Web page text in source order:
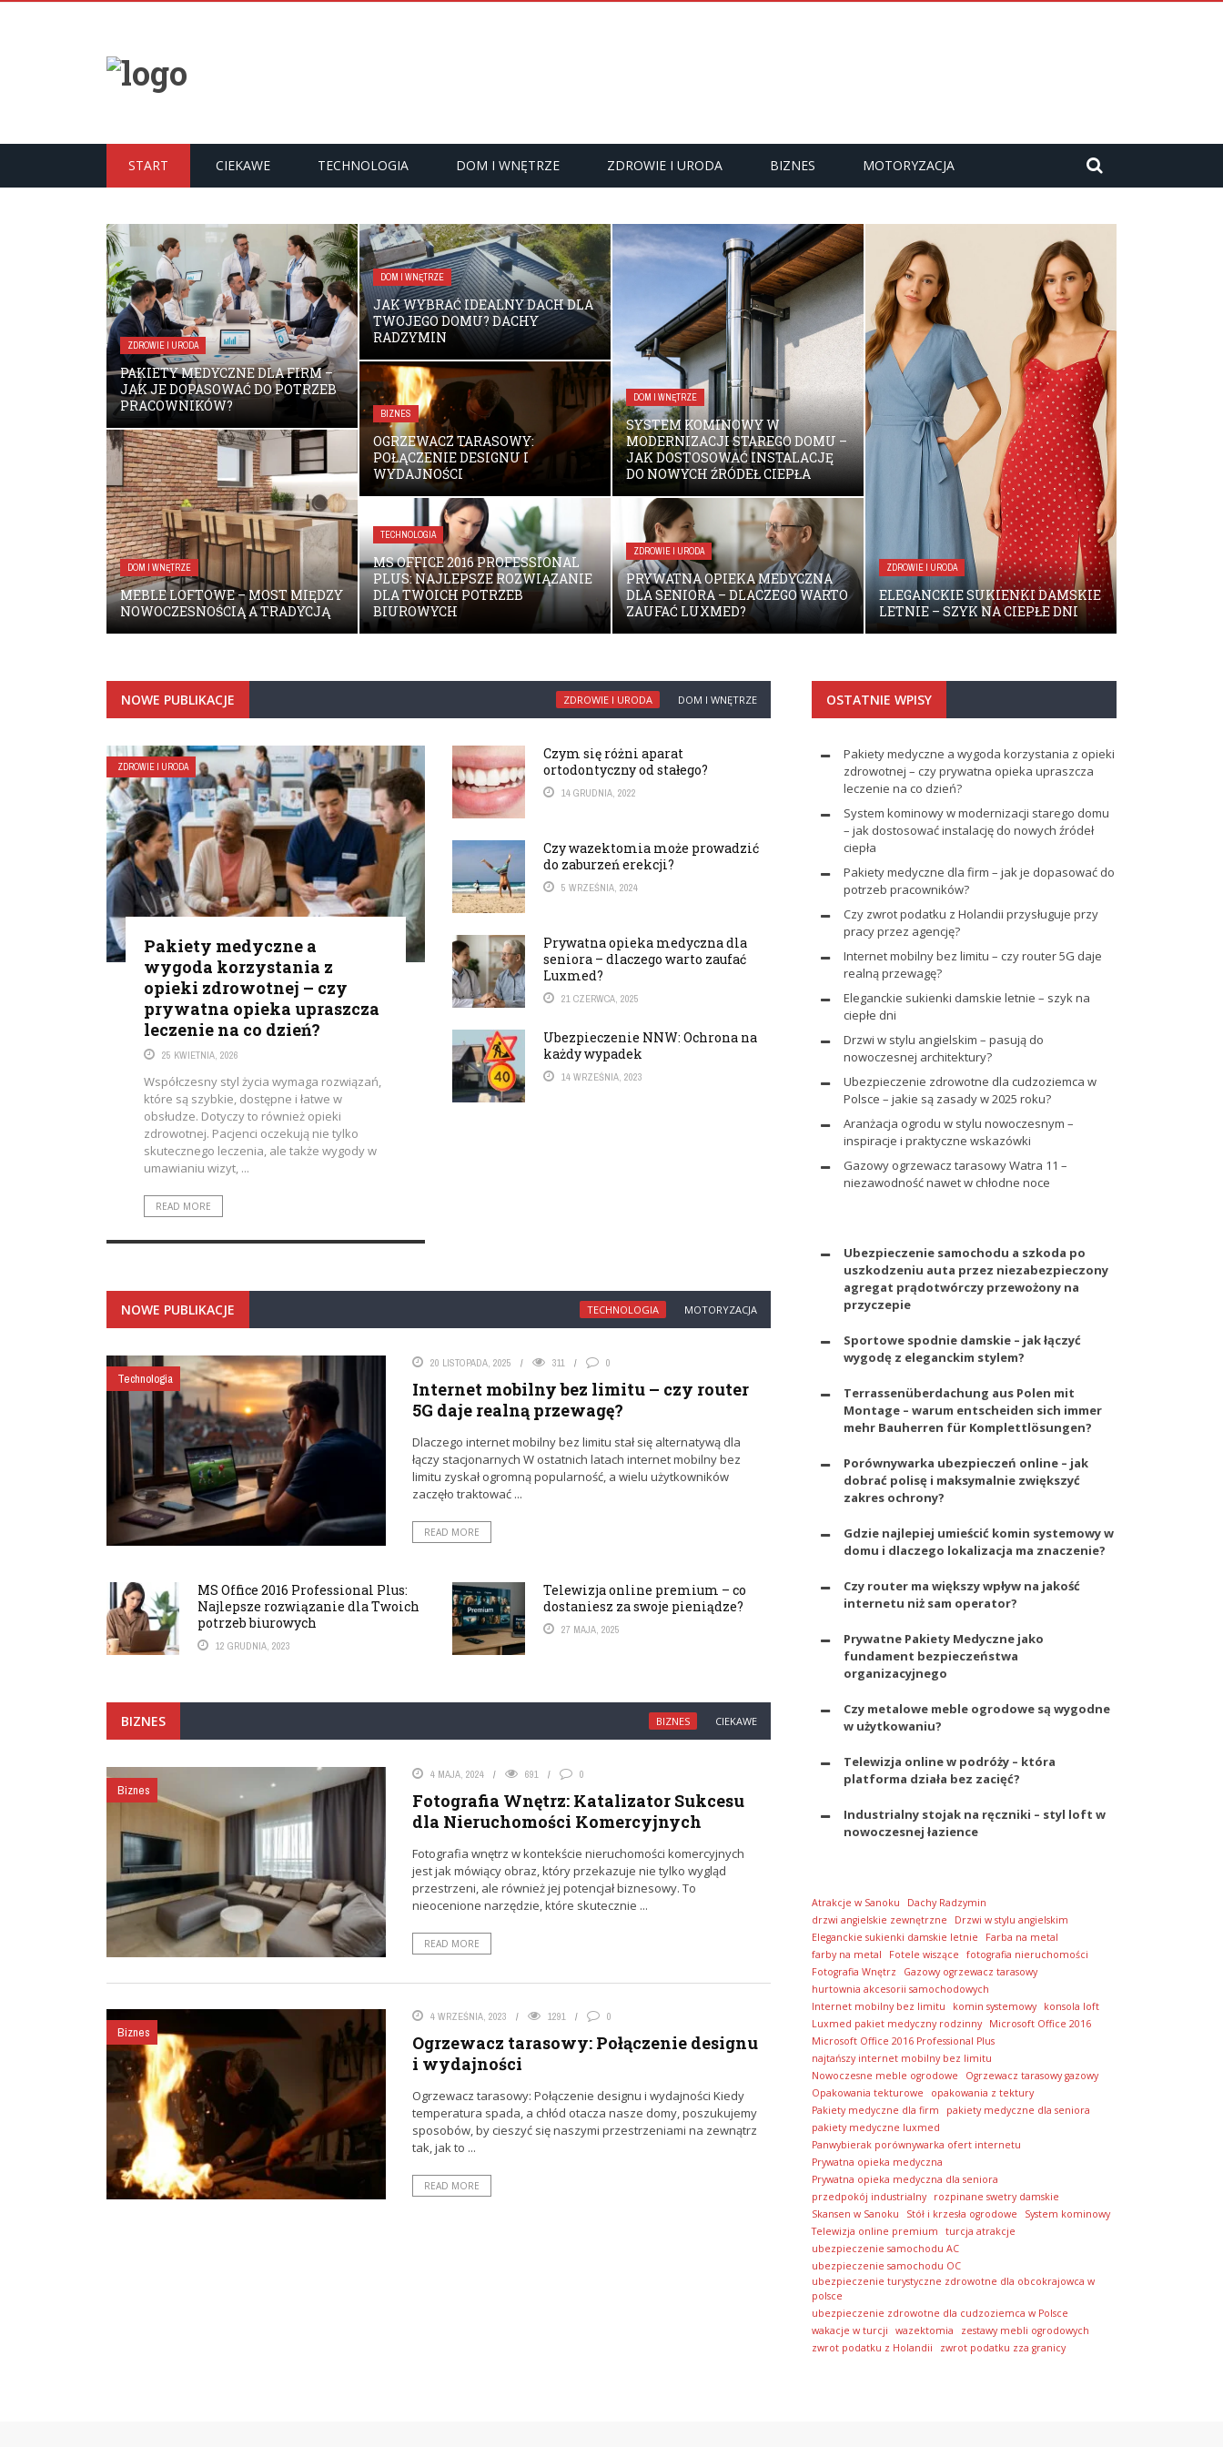
START CIEKAWE TECHNOLOGIA DOM I WNĘTRZE ZDROWIE I URODA BIZNES MOTORYZACJA
ZDROWIE I URODA
PAKIETY MEDYCZNE DLA FIRM –
JAK JE DOPASOWAĆ DO POTRZEB
PRACOWNIKÓW?
DOM I WNĘTRZE
MEBLE LOFTOWE – MOST MIĘDZY
NOWOCZESNOŚCIĄ A TRADYCJĄ
DOM I WNĘTRZE
JAK WYBRAĆ IDEALNY DACH DLA
TWOJEGO DOMU? DACHY
RADZYMIN
BIZNES
OGRZEWACZ TARASOWY:
POŁĄCZENIE DESIGNU I
WYDAJNOŚCI
TECHNOLOGIA
MS OFFICE 2016 PROFESSIONAL
PLUS: NAJLEPSZE ROZWIĄZANIE
DLA TWOICH POTRZEB
BIUROWYCH
DOM I WNĘTRZE
SYSTEM KOMINOWY W
MODERNIZACJI STAREGO DOMU –
JAK DOSTOSOWAĆ INSTALACJĘ
DO NOWYCH ŹRÓDEŁ CIEPŁA
ZDROWIE I URODA
PRYWATNA OPIEKA MEDYCZNA
DLA SENIORA – DLACZEGO WARTO
ZAUFAĆ LUXMED?
ZDROWIE I URODA
ELEGANCKIE SUKIENKI DAMSKIE
LETNIE – SZYK NA CIEPŁE DNI
NOWE PUBLIKACJE ZDROWIE I URODA DOM I WNĘTRZE
ZDROWIE I URODA
Pakiety medyczne a
wygoda korzystania z
opieki zdrowotnej – czy
prywatna opieka upraszcza
leczenie na co dzień?
25 KWIETNIA, 2026
Współczesny styl życia wymaga rozwiązań,
które są szybkie, dostępne i łatwe w
obsłudze. Dotyczy to również opieki
zdrowotnej. Pacjenci oczekują nie tylko
skutecznego leczenia, ale także wygody w
umawianiu wizyt, ...
READ MORE
Czym się różni aparat
ortodontyczny od stałego?
14 GRUDNIA, 2022
Czy wazektomia może prowadzić
do zaburzeń erekcji?
5 WRZEŚNIA, 2024
Prywatna opieka medyczna dla
seniora – dlaczego warto zaufać
Luxmed?
21 CZERWCA, 2025
Ubezpieczenie NNW: Ochrona na
każdy wypadek
14 WRZEŚNIA, 2023
NOWE PUBLIKACJE TECHNOLOGIA MOTORYZACJA
Technologia
20 LISTOPADA, 2025 311 0
Internet mobilny bez limitu – czy router
5G daje realną przewagę?
Dlaczego internet mobilny bez limitu stał się alternatywą dla
łączy stacjonarnych W ostatnich latach internet mobilny bez
limitu zyskał ogromną popularność, a wielu użytkowników
zaczęło traktować ...
READ MORE
MS Office 2016 Professional Plus:
Najlepsze rozwiązanie dla Twoich
potrzeb biurowych
12 GRUDNIA, 2023
Telewizja online premium – co
dostaniesz za swoje pieniądze?
27 MAJA, 2025
BIZNES BIZNES CIEKAWE
Biznes
4 MAJA, 2024 691 0
Fotografia Wnętrz: Katalizator Sukcesu
dla Nieruchomości Komercyjnych
Fotografia wnętrz w kontekście nieruchomości komercyjnych
jest jak mówiący obraz, który przekazuje nie tylko wygląd
przestrzeni, ale również jej potencjał biznesowy. To
nieocenione narzędzie, które skutecznie ...
READ MORE
Biznes
4 WRZEŚNIA, 2023 1291 0
Ogrzewacz tarasowy: Połączenie designu
i wydajności
Ogrzewacz tarasowy: Połączenie designu i wydajności Kiedy
temperatura spada, a chłód otacza nasze domy, poszukujemy
sposobów, by cieszyć się naszymi przestrzeniami na zewnątrz
tak, jak to ...
READ MORE
OSTATNIE WPISY
Pakiety medyczne a wygoda korzystania z opieki
zdrowotnej – czy prywatna opieka upraszcza
leczenie na co dzień?
System kominowy w modernizacji starego domu
– jak dostosować instalację do nowych źródeł
ciepła
Pakiety medyczne dla firm – jak je dopasować do
potrzeb pracowników?
Czy zwrot podatku z Holandii przysługuje przy
pracy przez agencję?
Internet mobilny bez limitu – czy router 5G daje
realną przewagę?
Eleganckie sukienki damskie letnie – szyk na
ciepłe dni
Drzwi w stylu angielskim – pasują do
nowoczesnej architektury?
Ubezpieczenie zdrowotne dla cudzoziemca w
Polsce – jakie są zasady w 2025 roku?
Aranżacja ogrodu w stylu nowoczesnym –
inspiracje i praktyczne wskazówki
Gazowy ogrzewacz tarasowy Watra 11 –
niezawodność nawet w chłodne noce
Ubezpieczenie samochodu a szkoda po
uszkodzeniu auta przez niezabezpieczony
agregat prądotwórczy przewożony na
przyczepie
Sportowe spodnie damskie – jak łączyć
wygodę z eleganckim stylem?
Terrassenüberdachung aus Polen mit
Montage – warum entscheiden sich immer
mehr Bauherren für Komplettlösungen?
Porównywarka ubezpieczeń online – jak
dobrać polisę i maksymalnie zwiększyć
zakres ochrony?
Gdzie najlepiej umieścić komin systemowy w
domu i dlaczego lokalizacja ma znaczenie?
Czy router ma większy wpływ na jakość
internetu niż sam operator?
Prywatne Pakiety Medyczne jako
fundament bezpieczeństwa
organizacyjnego
Czy metalowe meble ogrodowe są wygodne
w użytkowaniu?
Telewizja online w podróży – która
platforma działa bez zacięć?
Industrialny stojak na ręczniki – styl loft w
nowoczesnej łazience
Atrakcje w Sanoku
Dachy Radzymin
drzwi angielskie zewnętrzne
Drzwi w stylu angielskim
Eleganckie sukienki damskie letnie
Farba na metal
farby na metal
Fotele wiszące
fotografia nieruchomości
Fotografia Wnętrz
Gazowy ogrzewacz tarasowy
hurtownia akcesorii samochodowych
Internet mobilny bez limitu
komin systemowy
konsola loft
Luxmed pakiet medyczny rodzinny
Microsoft Office 2016
Microsoft Office 2016 Professional Plus
najtańszy internet mobilny bez limitu
Nowoczesne meble ogrodowe
Ogrzewacz tarasowy gazowy
Opakowania tekturowe
opakowania z tektury
Pakiety medyczne dla firm
pakiety medyczne dla seniora
pakiety medyczne luxmed
Panwybierak porównywarka ofert internetu
Prywatna opieka medyczna
Prywatna opieka medyczna dla seniora
przedpokój industrialny
rozpinane swetry damskie
Skansen w Sanoku
Stół i krzesła ogrodowe
System kominowy
Telewizja online premium
turcja atrakcje
ubezpieczenie samochodu AC
ubezpieczenie samochodu OC
ubezpieczenie turystyczne zdrowotne dla obcokrajowca w
polsce
ubezpieczenie zdrowotne dla cudzoziemca w Polsce
wakacje w turcji
wazektomia
zestawy mebli ogrodowych
zwrot podatku z Holandii
zwrot podatku zza granicy